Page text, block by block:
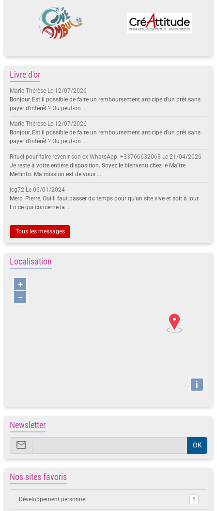
Livre d'or
Marie Thérèse Le 12/07/2026
Bonjour, Est il possible de faire un remboursement anticipé d'un prêt sans
payer d'intérêt ? Ou peut-on ...
Marie Thérèse Le 12/07/2026
Bonjour, Est il possible de faire un remboursement anticipé d'un prêt sans
payer d'intérêt ? Ou peut-on ...
Rituel pour faire revenir son ex WhatsApp: +33766632063 Le 21/04/2026
Je reste à votre entière disposition. Soyez le bienvenu chez le Maître
Mehinto. Ma mission est de vous ...
jcg72 Le 06/01/2024
Merci Pierre, Oui Il faut passer du temps pour qu'un site vive et soit à jour.
En ce qui concerne la ...
Tous les messages
Localisation
+
−
i
Newsletter
OK
Nos sites favoris
Développement personnel 5